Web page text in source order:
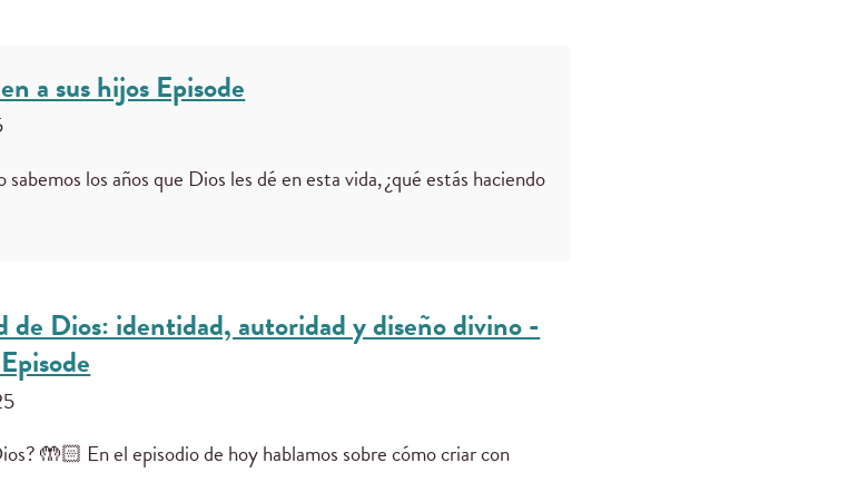
a sus hijos Episode
los años que Dios les dé en esta vida, ¿qué estás haciendo
de Dios: identidad, autoridad y diseño divino -
🤲🏻 En el episodio de hoy hablamos sobre cómo criar con